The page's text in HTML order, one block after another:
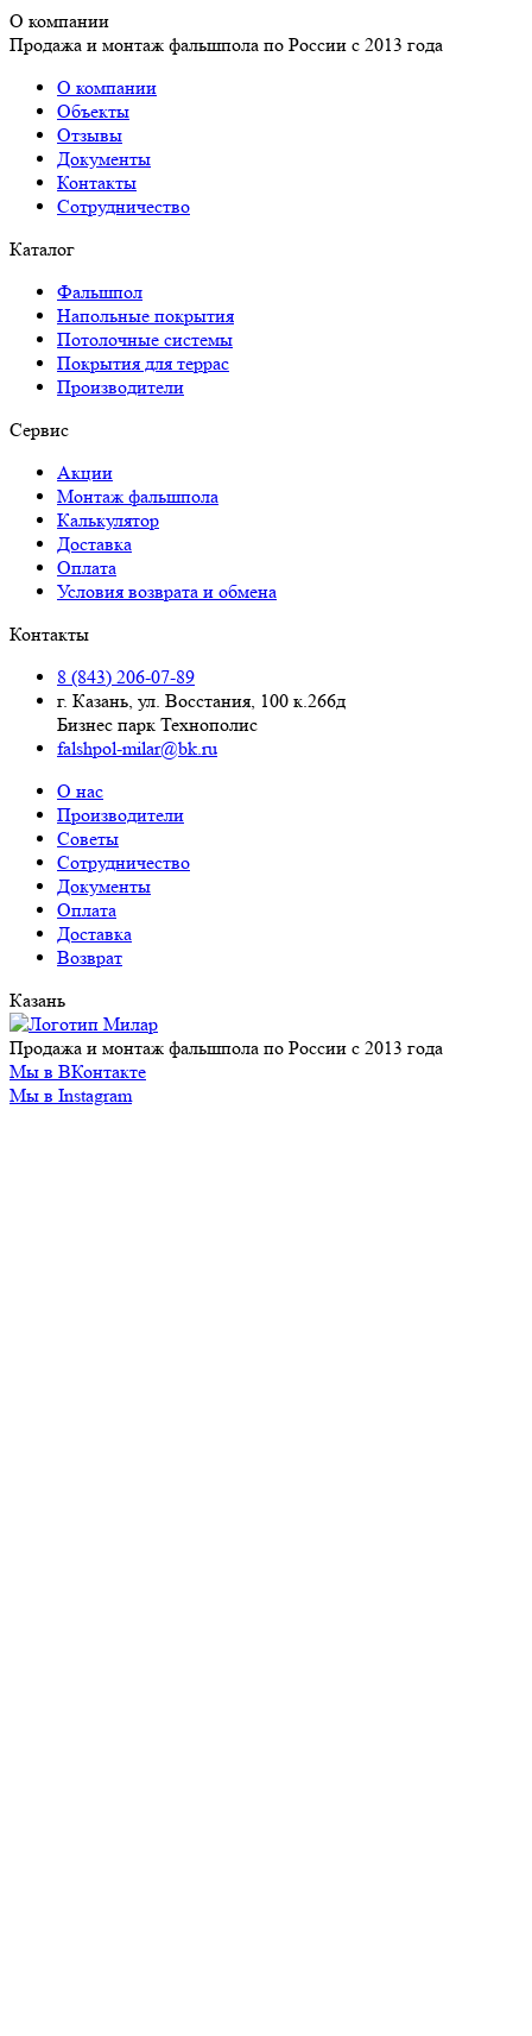
О компании
Продажа и монтаж фальшпола по России с 2013 года
О компании
Объекты
Отзывы
Документы
Контакты
Сотрудничество
Каталог
Фальшпол
Напольные покрытия
Потолочные системы
Покрытия для террас
Производители
Сервис
Акции
Монтаж фальшпола
Калькулятор
Доставка
Оплата
Условия возврата и обмена
Контакты
8 (843) 206-07-89
г. Казань, ул. Восстания, 100 к.266д
Бизнес парк Технополис
falshpol-milar@bk.ru
О нас
Производители
Советы
Сотрудничество
Документы
Оплата
Доставка
Возврат
Казань
Продажа и монтаж фальшпола по России с 2013 года
Мы в ВКонтакте
Мы в Instagram